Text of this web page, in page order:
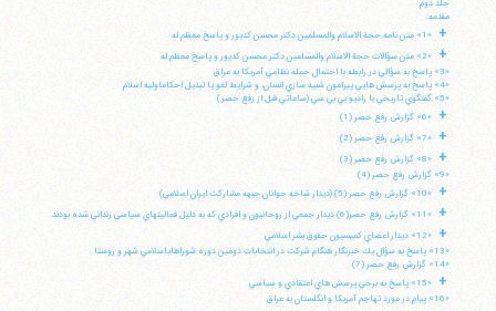
جلد دوم
مقدمه:
+ «1» متن نامه حجة الاسلام والمسلمين دكتر محسن كديور و پاسخ معظم له
+
«2» متن سؤالات حجة الاسلام والمسلمين دكتر محسن كديور و پاسخ معظم له
«3» پاسخ به سؤالي در رابطه با احتمال حمله نظامي آمريكا به عراق
«4» پاسخ به پرسش هايي پيرامون شبيه سازي انسان، و شرايط لغو يا تبديل احكاماوليه اسلام
«5» گفتگوي تاريخي با راديو بي بي سي (ساعاتي قبل از رفع حصر)
+ «6» گزارش رفع حصر (1)
+ «7» گزارش رفع حصر (2)
+
«8» گزارش رفع حصر (3)
«9» گزارش رفع حصر (4)
+ «10» گزارش رفع حصر (5) (ديدار شاخه جوانان جبهه مشاركت ايران اسلامي)
+ «11» گزارش رفع حصر(6) ديدار جمعي از روحانيون و افرادي كه به دليل فعاليتهاي سياسي زنداني شده بودند.
+
«12» ديدار اعضاي كميسيون حقوق بشر اسلامي
«13» پاسخ به سؤال يك خبرنگار هنگام شركت در انتخابات دومين دوره شوراهاياسلامي شهر و روستا
«14» گزارش رفع حصر (7)
+
«15» پاسخ به برخي پرسش هاي اعتقادي و سياسي
«16» پيام در مورد تهاجم آمريكا و انگلستان به عراق